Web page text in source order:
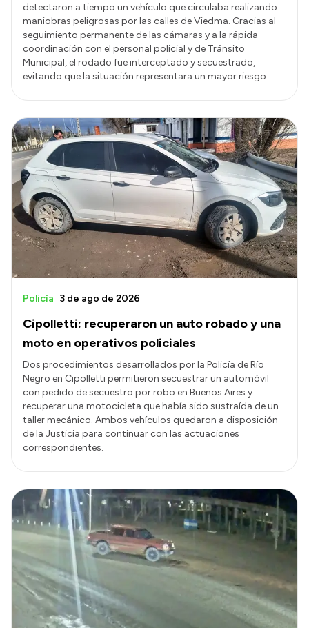
detectaron a tiempo un vehículo que circulaba realizando
maniobras peligrosas por las calles de Viedma. Gracias al
seguimiento permanente de las cámaras y a la rápida
coordinación con el personal policial y de Tránsito
Municipal, el rodado fue interceptado y secuestrado,
evitando que la situación representara un mayor riesgo.
Cipolletti: recuperaron un auto robado y una
moto en operativos policiales
Policía 3 de ago de 2026
Dos procedimientos desarrollados por la Policía de Río
Negro en Cipolletti permitieron secuestrar un automóvil
con pedido de secuestro por robo en Buenos Aires y
recuperar una motocicleta que había sido sustraída de un
taller mecánico. Ambos vehículos quedaron a disposición
de la Justicia para continuar con las actuaciones
correspondientes.